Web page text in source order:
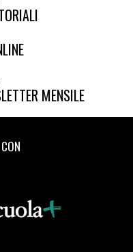
MENSILE